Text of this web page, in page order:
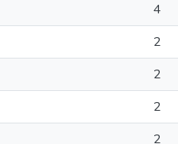
4
2
2
2
2